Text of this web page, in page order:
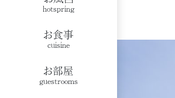
hotspring
お食事
cuisine
お部屋
guestrooms